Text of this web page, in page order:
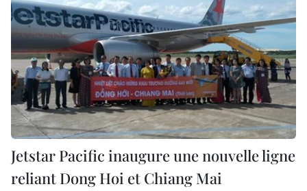
Jetstar Pacific inaugure une nouvelle ligne
reliant Dong Hoi et Chiang Mai